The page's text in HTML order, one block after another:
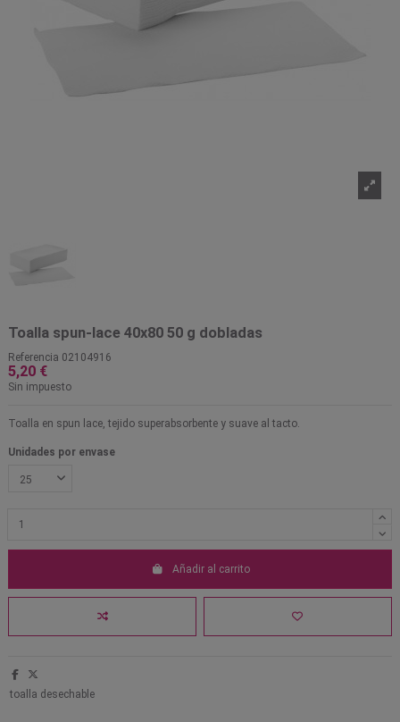
Toalla spun-lace 40x80 50 g dobladas
Referencia 02104916
5,20 €
Sin impuesto
Toalla en spun lace, tejido superabsorbente y suave al tacto.
Unidades por envase
Añadir al carrito
toalla desechable